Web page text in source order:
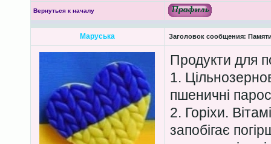
Вернуться к началу
Маруська Заголовок сообщения:
Продукти для
1.
пшеничні
2. Горіхи.
запобігає